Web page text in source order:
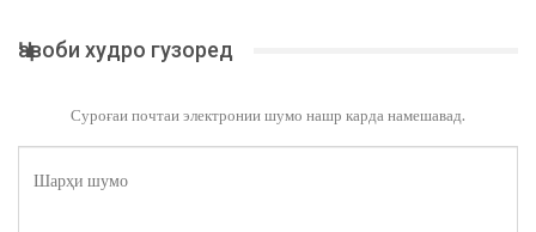
Ҷавоби худро гузоред
Суроғаи почтаи электронии шумо нашр карда намешавад.